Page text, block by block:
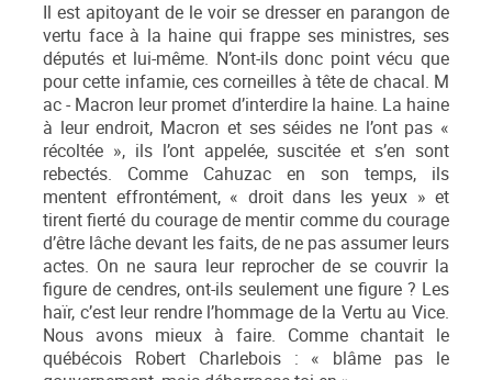
Il est apitoyant de le voir se dresser en parangon de
vertu face à la haine qui frappe ses ministres, ses
députés et lui-même. N’ont-ils donc point vécu que
pour cette infamie, ces corneilles à tête de chacal. M
ac - Macron leur promet d’interdire la haine. La haine
à leur endroit, Macron et ses séides ne l’ont pas «
récoltée », ils l’ont appelée, suscitée et s’en sont
rebectés. Comme Cahuzac en son temps, ils
mentent effrontément, « droit dans les yeux » et
tirent fierté du courage de mentir comme du courage
d’être lâche devant les faits, de ne pas assumer leurs
actes. On ne saura leur reprocher de se couvrir la
figure de cendres, ont-ils seulement une figure ? Les
haïr, c’est leur rendre l’hommage de la Vertu au Vice.
Nous avons mieux à faire. Comme chantait le
québécois Robert Charlebois : « blâme pas le